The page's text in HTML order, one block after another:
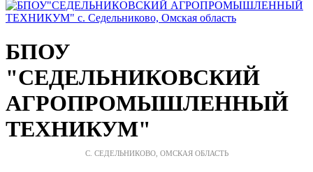
БПОУ
"СЕДЕЛЬНИКОВСКИЙ
АГРОПРОМЫШЛЕННЫЙ
ТЕХНИКУМ"
С. СЕДЕЛЬНИКОВО, ОМСКАЯ ОБЛАСТЬ